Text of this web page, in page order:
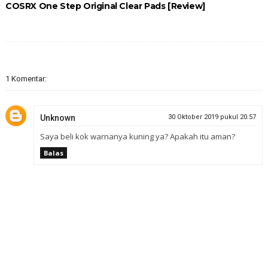
COSRX One Step Original Clear Pads [Review]
1 Komentar:
Unknown 30 Oktober 2019 pukul 20.57
Saya beli kok warnanya kuning ya? Apakah itu aman?
Balas